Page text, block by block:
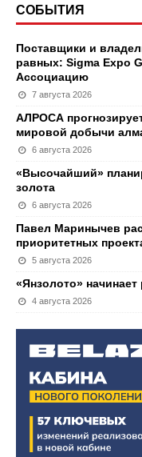
СОБЫТИЯ
Поставщики и
равных: Sigma Expo
Ассоциацию
7 августа 2026
АЛРОСА
мировой добычи
6 августа 2026
«Высочайший»
золота
6 августа 2026
Павел Маринычев
приоритетных
5 августа 2026
«Янзолото»
4 августа 2026